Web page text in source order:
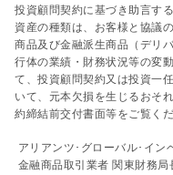
投資顧問契約に基づき助言す
資産の種類は、お客様と協議
商品及び金融派生商品（デリ
行体の業績・財務状況等の変
て、投資顧問契約又は投資一
いて、元本欠損を生じるおそ
約締結前交付書面等をご覧くだ
アリアンツ･グローバル･イン
金融商品取引業者 関東財務局